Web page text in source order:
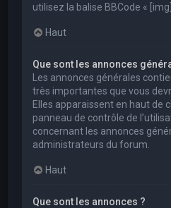
utilisez la balise BBCode « [img]
Haut
Que sont les annonces
Les annonces générales
très importantes que vous
Elles apparaissent en haut de
panneau de contrôle de
concernant les annonces
administrateurs du forum.
Haut
Que sont les annonces ?